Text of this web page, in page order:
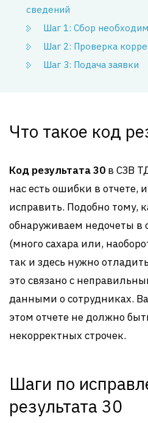
сведений
Шаг 1: Сбор
Шаг 2: Проверка
Шаг 3: Подача заявки
Что такое код
Код результата 30 в СЗВ
нас есть ошибки в отчете,
исправить. Подобно тому,
обнаруживаем недочеты в
(много сахара или,
так и здесь нужно
это связано с
данными о сотрудниках.
этом отчете не должно
некорректных строчек.
Шаги по
результата 30